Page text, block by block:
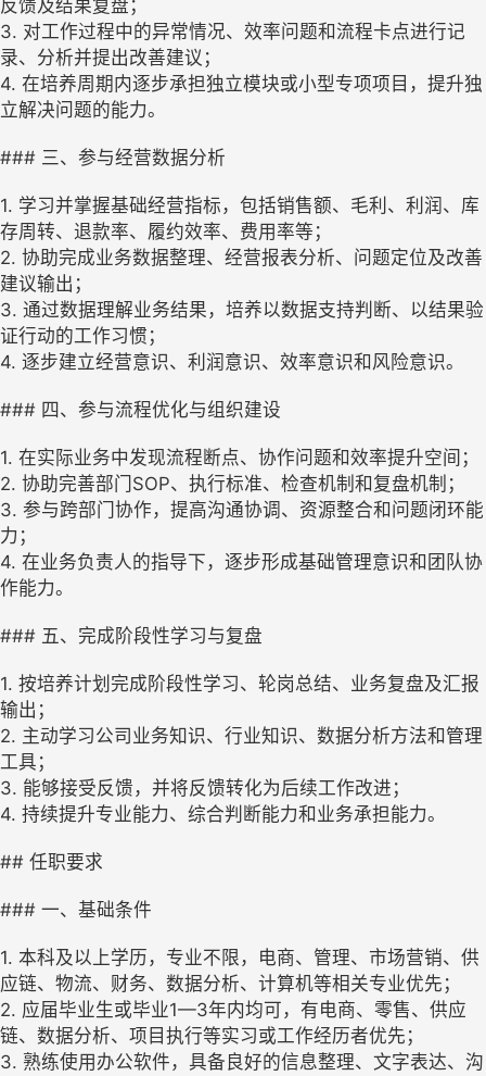
反馈及结果复盘；
3. 对工作过程中的异常情况、效率问题和流程卡点进行记
录、分析并提出改善建议；
4. 在培养周期内逐步承担独立模块或小型专项项目，提升独
立解决问题的能力。
### 三、参与经营数据分析
1. 学习并掌握基础经营指标，包括销售额、毛利、利润、库
存周转、退款率、履约效率、费用率等；
2. 协助完成业务数据整理、经营报表分析、问题定位及改善
建议输出；
3. 通过数据理解业务结果，培养以数据支持判断、以结果验
证行动的工作习惯；
4. 逐步建立经营意识、利润意识、效率意识和风险意识。
### 四、参与流程优化与组织建设
1. 在实际业务中发现流程断点、协作问题和效率提升空间；
2. 协助完善部门SOP、执行标准、检查机制和复盘机制；
3. 参与跨部门协作，提高沟通协调、资源整合和问题闭环能
力；
4. 在业务负责人的指导下，逐步形成基础管理意识和团队协
作能力。
### 五、完成阶段性学习与复盘
1. 按培养计划完成阶段性学习、轮岗总结、业务复盘及汇报
输出；
2. 主动学习公司业务知识、行业知识、数据分析方法和管理
工具；
3. 能够接受反馈，并将反馈转化为后续工作改进；
4. 持续提升专业能力、综合判断能力和业务承担能力。
## 任职要求
### 一、基础条件
1. 本科及以上学历，专业不限，电商、管理、市场营销、供
应链、物流、财务、数据分析、计算机等相关专业优先；
2. 应届毕业生或毕业1—3年内均可，有电商、零售、供应
链、数据分析、项目执行等实习或工作经历者优先；
3. 熟练使用办公软件，具备良好的信息整理、文字表达、沟